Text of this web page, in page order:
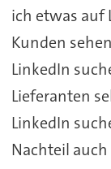
ich etwas auf
Kunden
LinkedIn
Lieferanten
LinkedIn
Nachteil